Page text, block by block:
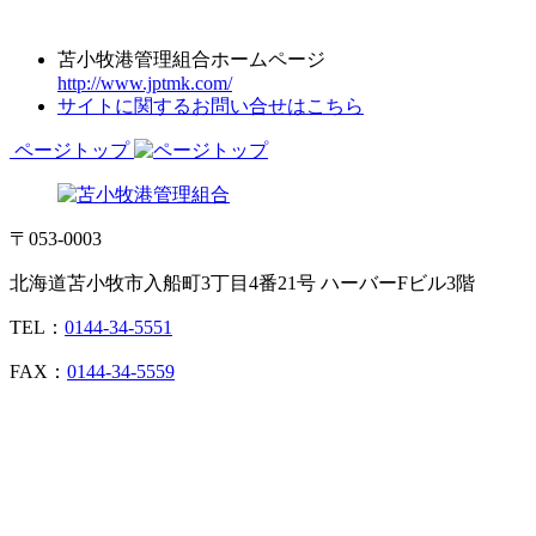
苫小牧港管理組合ホームページ
http://www.jptmk.com/
サイトに関するお問い合せはこちら
ページトップ
〒053-0003
北海道苫小牧市入船町3丁目4番21号 ハーバーFビル3階
TEL： 0144-34-5551
FAX： 0144-34-5559